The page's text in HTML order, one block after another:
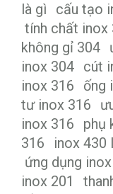
là gì
cấu tạo
tính chất inox
không gỉ 304
inox 304 cút
inox 316
ống
tư inox 316
inox 316
phụ
316
inox 430
ứng dụng
inox 201